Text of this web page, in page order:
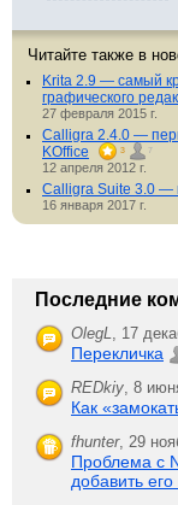
Читайте также в
Krita 2.9 — самый
графического
27 февраля 2015 г.
Calligra 2.4.0 —
KOffice
3 7
12 апреля 2012 г.
Calligra Suite 3.0 —
16 января 2017 г.
Последние
OlegL, 17
Перекличка
REDkiy, 8
Как
fhunter, 29
Проблема с
добавить